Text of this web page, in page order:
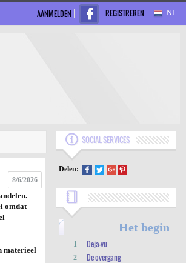
AANMELDEN REGISTREREN NL
8/6/2026
omdat
materieel
SOCIAL SERVICES
Delen:
Het begin
1 Deja-vu
2 De overgang